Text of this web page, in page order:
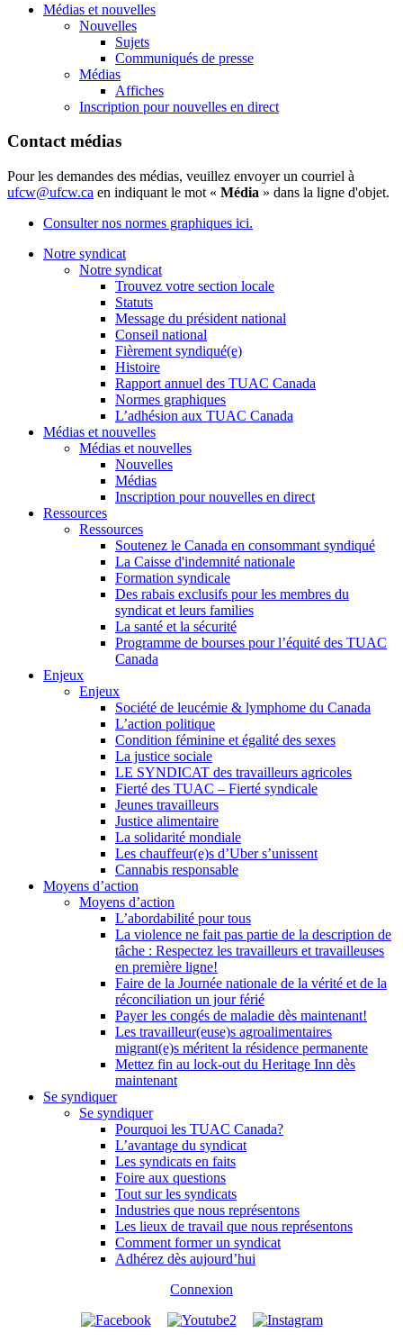
Médias et nouvelles
Nouvelles
Sujets
Communiqués de presse
Médias
Affiches
Inscription pour nouvelles en direct
Contact médias
Pour les demandes des médias, veuillez envoyer un courriel à
ufcw@ufcw.ca en indiquant le mot « Média » dans la ligne d'objet.
Consulter nos normes graphiques ici.
Notre syndicat
Notre syndicat
Trouvez votre section locale
Statuts
Message du président national
Conseil national
Fièrement syndiqué(e)
Histoire
Rapport annuel des TUAC Canada
Normes graphiques
L’adhésion aux TUAC Canada
Médias et nouvelles
Médias et nouvelles
Nouvelles
Médias
Inscription pour nouvelles en direct
Ressources
Ressources
Soutenez le Canada en consommant syndiqué
La Caisse d'indemnité nationale
Formation syndicale
Des rabais exclusifs pour les membres du
syndicat et leurs families
La santé et la sécurité
Programme de bourses pour l’équité des TUAC
Canada
Enjeux
Enjeux
Société de leucémie & lymphome du Canada
L’action politique
Condition féminine et égalité des sexes
La justice sociale
LE SYNDICAT des travailleurs agricoles
Fierté des TUAC – Fierté syndicale
Jeunes travailleurs
Justice alimentaire
La solidarité mondiale
Les chauffeur(e)s d’Uber s’unissent
Cannabis responsable
Moyens d’action
Moyens d’action
L’abordabilité pour tous
La violence ne fait pas partie de la description de
tâche : Respectez les travailleurs et travailleuses
en première ligne!
Faire de la Journée nationale de la vérité et de la
réconciliation un jour férié
Payer les congés de maladie dès maintenant!
Les travailleur(euse)s agroalimentaires
migrant(e)s méritent la résidence permanente
Mettez fin au lock-out du Heritage Inn dès
maintenant
Se syndiquer
Se syndiquer
Pourquoi les TUAC Canada?
L’avantage du syndicat
Les syndicats en faits
Foire aux questions
Tout sur les syndicats
Industries que nous représentons
Les lieux de travail que nous représentons
Comment former un syndicat
Adhérez dès aujourd’hui
Connexion